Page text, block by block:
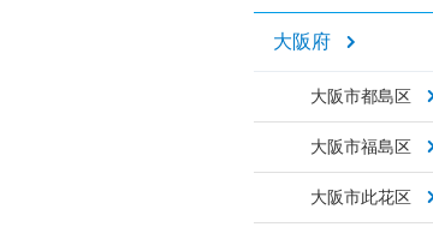
大阪府
大阪市都島区
大阪市福島区
大阪市此花区